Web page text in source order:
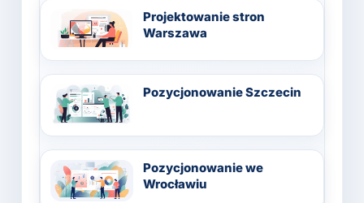
Projektowanie stron
Warszawa
Pozycjonowanie Szczecin
Pozycjonowanie we
Wrocławiu